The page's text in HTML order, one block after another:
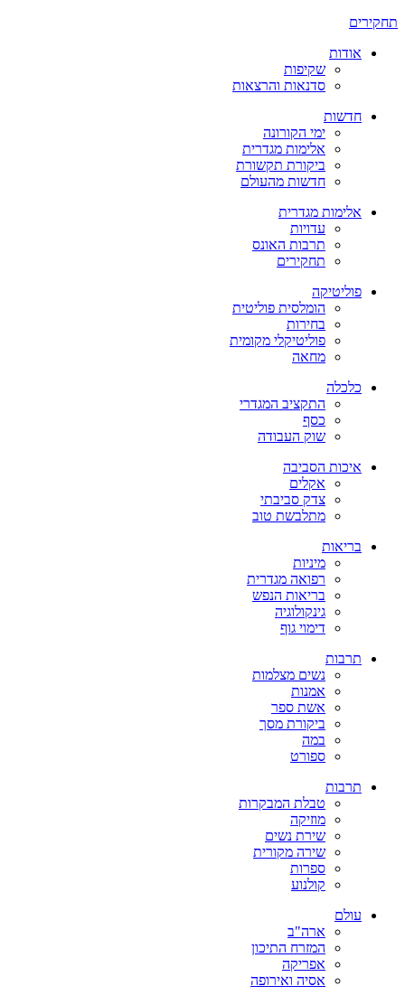
תחקירים
אודות
שקיפות
סדנאות והרצאות
חדשות
ימי הקורונה
אלימות מגדרית
ביקורת תקשורת
חדשות מהעולם
אלימות מגדרית
עדויות
תרבות האונס
תחקירים
פוליטיקה
הומלסית פוליטית
בחירות
פוליטיקלי מקומית
מחאה
כלכלה
התקציב המגדרי
כסף
שוק העבודה
איכות הסביבה
אקלים
צדק סביבתי
מתלבשת טוב
בריאות
מיניות
רפואה מגדרית
בריאות הנפש
גינקולוגיה
דימוי גוף
תרבות
נשים מצלמות
אמנות
אשת ספר
ביקורת מסך
במה
ספורט
תרבות
טבלת המבקרות
מוזיקה
שירת נשים
שירה מקורית
ספרות
קולנוע
עולם
ארה"ב
המזרח התיכון
אפריקה
אסיה ואירופה